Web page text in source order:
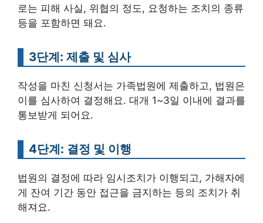
로는 피해 사실, 위협의 정도, 요청하는 조치의 종류
등을 포함하면 돼요.
3단계: 제출 및 심사
작성을 마친 신청서는 가족법원에 제출하고, 법원은
이를 심사하여 결정해요. 대개 1~3일 이내에 결과를
통보받게 되어요.
4단계: 결정 및 이행
법원의 결정에 따라 임시조치가 이행되고, 가해자에
게 잔여 기간 동안 접근을 금지하는 등의 조치가 취
해져요.